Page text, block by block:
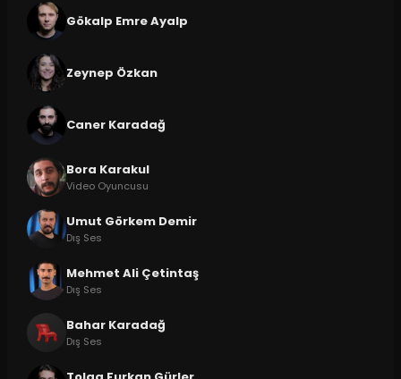
Gökalp Emre Ayalp
Zeynep Özkan
Caner Karadağ
Bora Karakul
Video Oyuncusu
Umut Görkem Demir
Dış Ses
Mehmet Ali Çetintaş
Dış Ses
Bahar Karadağ
Dış Ses